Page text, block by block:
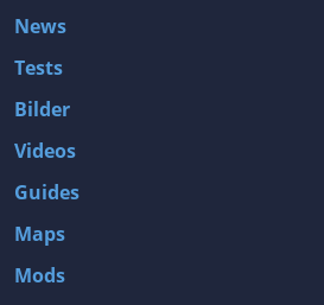
News
Tests
Bilder
Videos
Guides
Maps
Mods